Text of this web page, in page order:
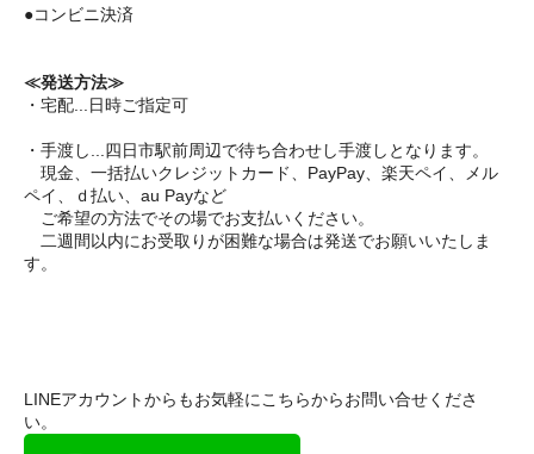
●コンビニ決済
≪発送方法≫
・宅配...日時ご指定可
・手渡し...四日市駅前周辺で待ち合わせし手渡しとなります。
現金、一括払いクレジットカード、PayPay、楽天ペイ、メル
ペイ、ｄ払い、au Payなど
ご希望の方法でその場でお支払いください。
二週間以内にお受取りが困難な場合は発送でお願いいたしま
す。
LINEアカウントからもお気軽にこちらからお問い合せくださ
い。